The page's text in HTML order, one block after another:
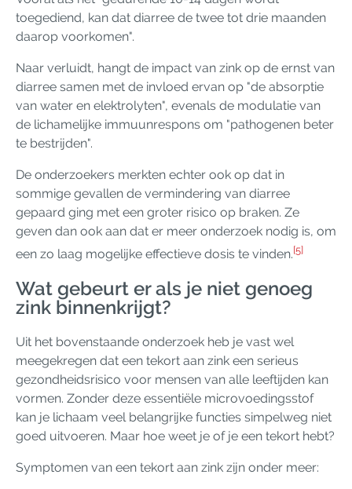
toegediend, kan dat diarree de twee tot drie maanden
daarop voorkomen".
Naar verluidt, hangt de impact van zink op de ernst van
diarree samen met de invloed ervan op "de absorptie
van water en elektrolyten", evenals de modulatie van
de lichamelijke immuunrespons om "pathogenen beter
te bestrijden".
De onderzoekers merkten echter ook op dat in
sommige gevallen de vermindering van diarree
gepaard ging met een groter risico op braken. Ze
geven dan ook aan dat er meer onderzoek nodig is, om
een zo laag mogelijke effectieve dosis te vinden.[5]
Wat gebeurt er als je niet genoeg
zink binnenkrijgt?
Uit het bovenstaande onderzoek heb je vast wel
meegekregen dat een tekort aan zink een serieus
gezondheidsrisico voor mensen van alle leeftijden kan
vormen. Zonder deze essentiële microvoedingsstof
kan je lichaam veel belangrijke functies simpelweg niet
goed uitvoeren. Maar hoe weet je of je een tekort hebt?
Symptomen van een tekort aan zink zijn onder meer: